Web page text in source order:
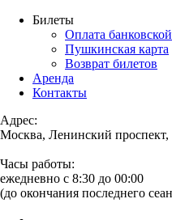
Билеты
Оплата
Пушкинская карта
Возврат билетов
Аренда
Контакты
Адрес:
Москва, Ленинский проспект,
Часы работы:
ежедневно с 8:30 до 00:00
(до окончания последнего